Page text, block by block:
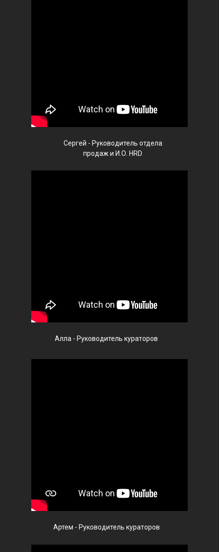
Сергей - Руководитель отдела
продаж и И.О. HRD
Алла - Руководитель кураторов
Артем - Руководитель кураторов